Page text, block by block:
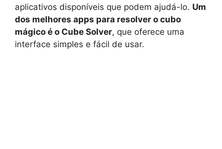
aplicativos disponíveis que podem ajudá-lo. Um
dos melhores apps para resolver o cubo
mágico é o Cube Solver, que oferece uma
interface simples e fácil de usar.